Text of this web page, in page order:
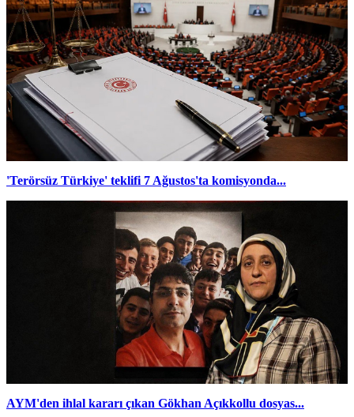
'Terörsüz Türkiye' teklifi 7 Ağustos'ta komisyonda...
AYM'den ihlal kararı çıkan Gökhan Açıkkollu dosyas...